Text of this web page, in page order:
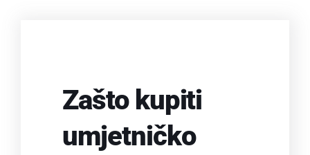
Zašto kupiti
umjetničko